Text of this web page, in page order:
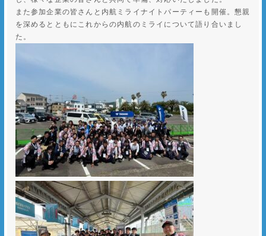
また参加企業の皆さんと内航ミライナイトパーティーも開催。懇親
を深めるとともにこれからの内航のミライについて語り合いまし
た。